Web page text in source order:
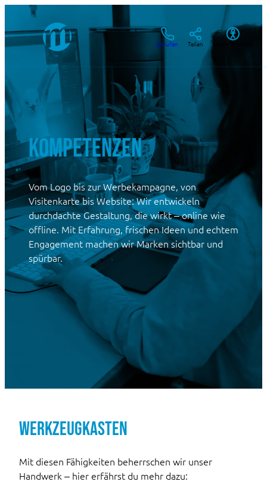
springen
Anrufen Teilen
Kompetenzen
Vom Logo bis zur Werbekampagne, von
Visitenkarte bis Website: Wir entwickeln
durchdachte Gestaltung, die wirkt – online wie
offline. Mit Erfahrung, frischen Ideen und echtem
Engagement machen wir Marken sichtbar und
spürbar.
WERKZEUGKASTEN
Mit diesen Fähigkeiten beherrschen wir unser
Handwerk – hier erfährst du mehr dazu: